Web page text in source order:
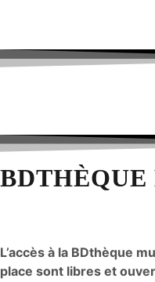
L’accès à la BDthèque
place sont libres et